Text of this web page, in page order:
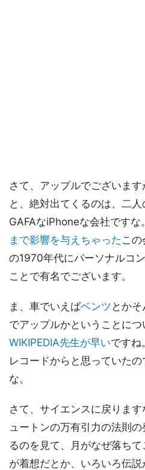
さて、アップルでございま
と、絶対出てくるのは、二人
GAFAなiPhoneな会社ですな。
まで影響を与えちゃった こ
の1970年代にパーソナルコ
ことで有名でございます。
ま、車でいえばベンツ とか
でアップルかということにつ
WIKIPEDIA先生が早いですね
レコードからと思っていた
な。
さて、サイエンスに戻りま
ュートンの万有引力の法則
るのを見て、月がなぜ落ち
が着想だとか、いろいろ伝説